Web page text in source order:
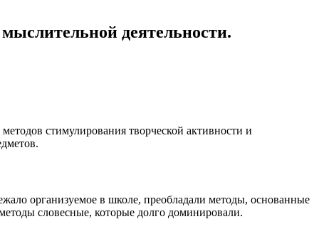
деятельности.
стимулирования творческой активности и
организуемое в школе, преобладали методы, основанные
словесные, которые долго доминировали.